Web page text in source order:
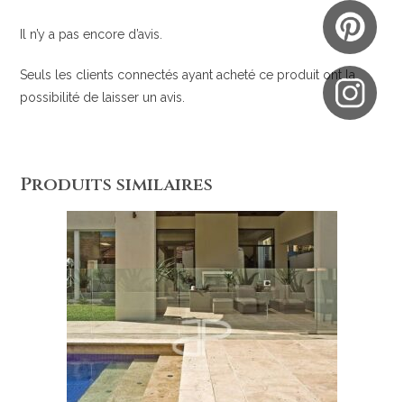
Il n’y a pas encore d’avis.
Seuls les clients connectés ayant acheté ce produit ont la
possibilité de laisser un avis.
Produits similaires